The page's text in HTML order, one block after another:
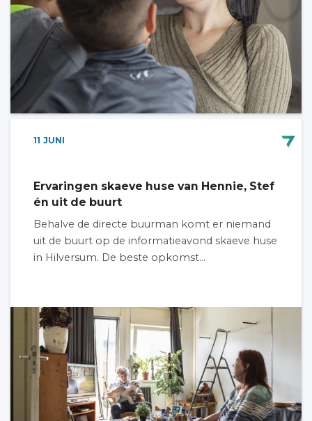
11 JUNI
Ervaringen skaeve huse van Hennie, Stef
én uit de buurt
Behalve de directe buurman komt er niemand
uit de buurt op de informatieavond skaeve huse
in Hilversum. De beste opkomst...